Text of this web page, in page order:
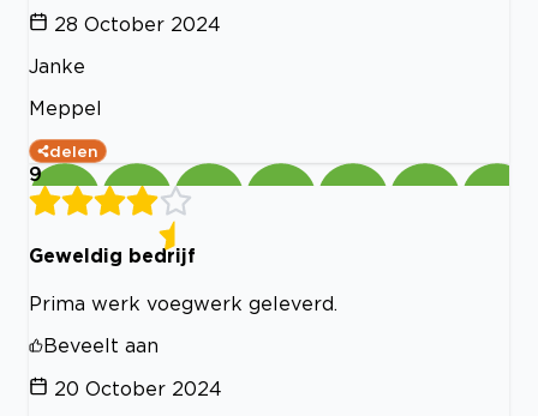
28 October 2024
Janke
Meppel
delen
9
Geweldig bedrijf
Prima werk voegwerk geleverd.
Beveelt aan
20 October 2024